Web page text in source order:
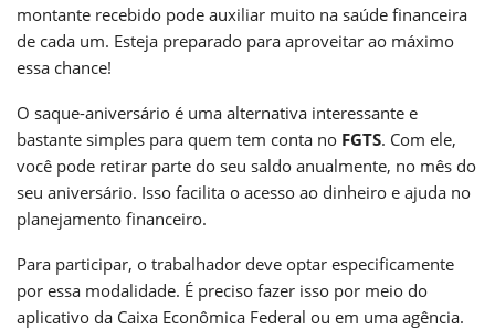
montante recebido pode auxiliar muito na saúde financeira
de cada um. Esteja preparado para aproveitar ao máximo
essa chance!
O saque-aniversário é uma alternativa interessante e
bastante simples para quem tem conta no FGTS. Com ele,
você pode retirar parte do seu saldo anualmente, no mês do
seu aniversário. Isso facilita o acesso ao dinheiro e ajuda no
planejamento financeiro.
Para participar, o trabalhador deve optar especificamente
por essa modalidade. É preciso fazer isso por meio do
aplicativo da Caixa Econômica Federal ou em uma agência.